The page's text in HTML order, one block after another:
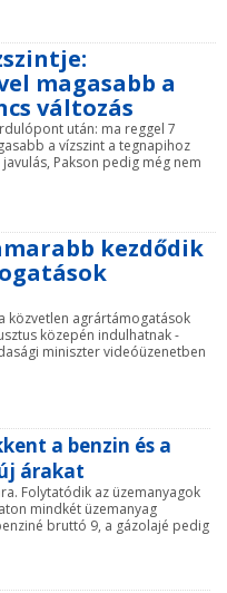
magasabb a
változás
után: ma reggel 7
a vízszint a tegnapihoz
Pakson pedig még nem
kezdődik
közvetlen agrártámogatások
közepén indulhatnak -
miniszter videóüzenetben
a benzin és a
árakat
Folytatódik az üzemanyagok
mindkét üzemanyag
bruttó 9, a gázolajé pedig